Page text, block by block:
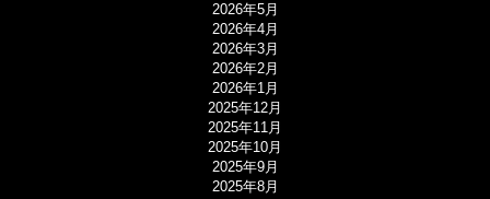
2026年5月
2026年4月
2026年3月
2026年2月
2026年1月
2025年12月
2025年11月
2025年10月
2025年9月
2025年8月